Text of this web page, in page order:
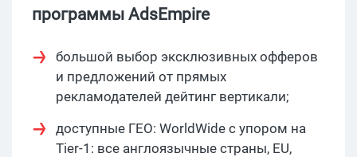
программы AdsEmpire
большой выбор эксклюзивных офферов
и предложений от прямых
рекламодателей дейтинг вертикали;
доступные ГЕО: WorldWide с упором на
Tier-1: все англоязычные страны, EU,